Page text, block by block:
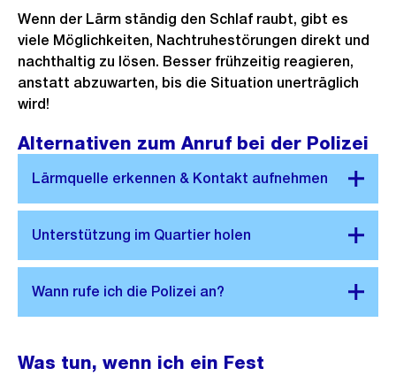
Wenn der Lärm ständig den Schlaf raubt, gibt es
viele Möglichkeiten, Nachtruhestörungen direkt und
nachthaltig zu lösen. Besser frühzeitig reagieren,
anstatt abzuwarten, bis die Situation unerträglich
wird!
Alternativen zum Anruf bei der Polizei
Was tun, wenn ich ein Fest